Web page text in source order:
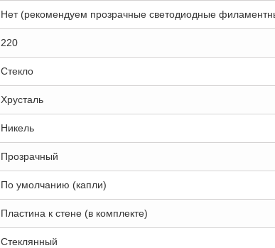
Нет (рекомендуем прозрачные светодиодные
220
Стекло
Хрусталь
Никель
Прозрачный
По умолчанию (капли)
Пластина к стене (в комплекте)
Стеклянный